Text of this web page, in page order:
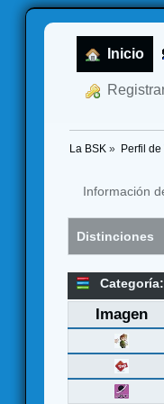
Inicio
La BSK » Perfil de
Información
Distinciones
Imagen